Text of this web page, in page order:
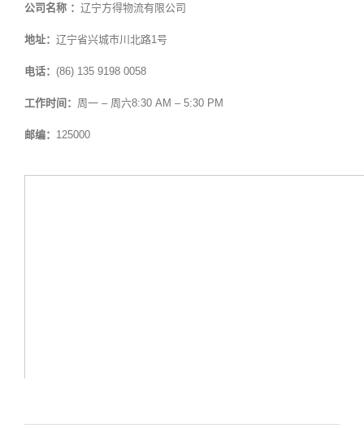
公司名称 ： 辽宁方得物流有限公司
地址： 辽宁省兴城市川北路1号
电话： (86) 135 9198 0058
工作时间： 周一 – 周六8:30 AM – 5:30 PM
邮编： 125000